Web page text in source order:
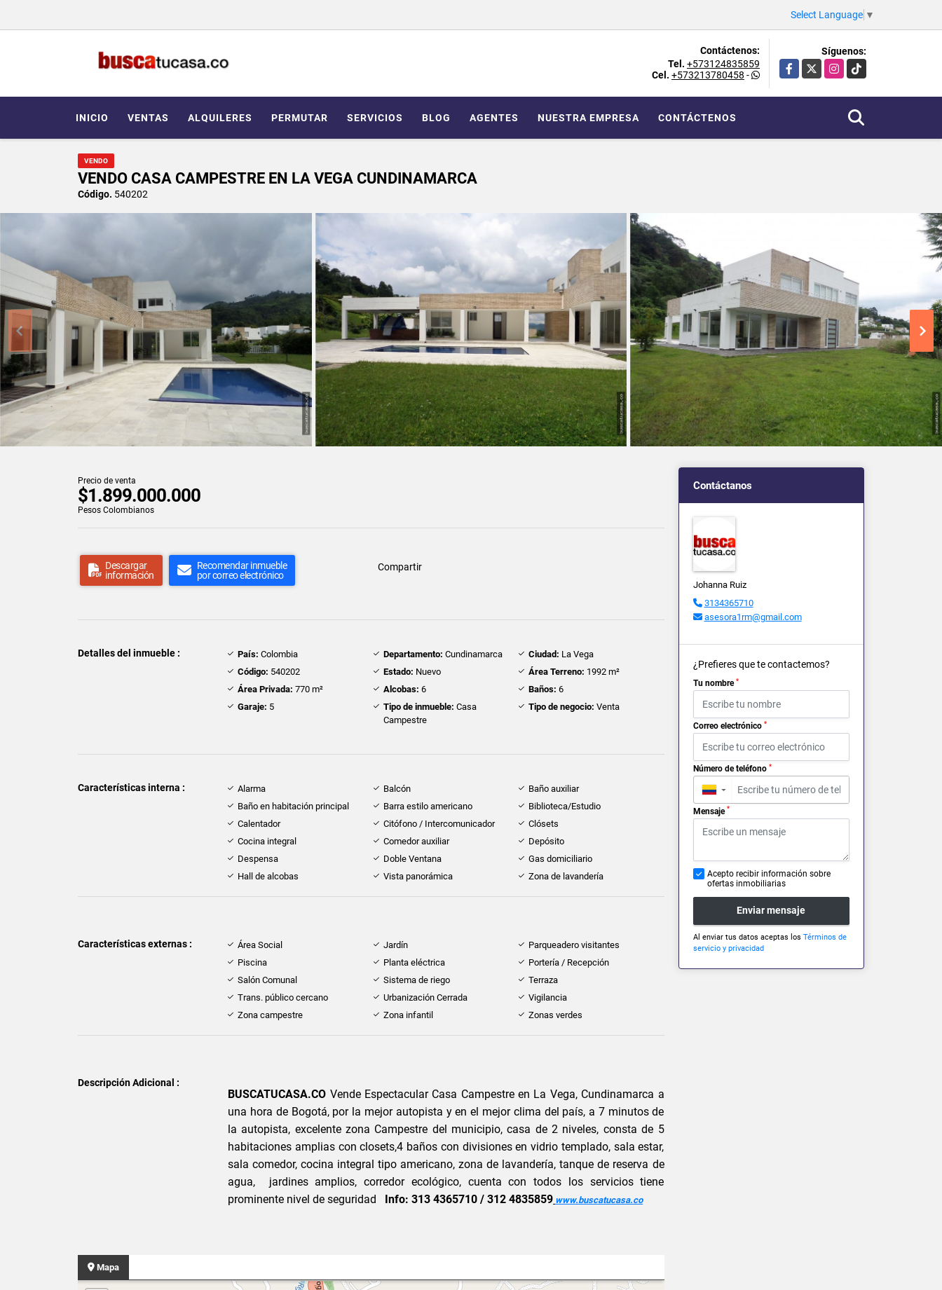
Select Language ▼
Contáctenos:
Tel. +573124835859
Cel. +573213780458 -
Síguenos:
Facebook
X Instagram
TikTok
INICIO VENTAS ALQUILERES PERMUTAR SERVICIOS BLOG AGENTES NUESTRA EMPRESA CONTÁCTENOS
VENDO
VENDO CASA CAMPESTRE EN LA VEGA CUNDINAMARCA
Código. 540202
Precio de venta
$1.899.000.000
Pesos Colombianos
Descargar
información
Recomendar inmueble
por correo electrónico
Compartir
Detalles del inmueble : País: Colombia Departamento: Cundinamarca Ciudad: La Vega
Código: 540202 Estado: Nuevo Área Terreno: 1992 m²
Área Privada: 770 m² Alcobas: 6 Baños: 6
Garaje: 5 Tipo de inmueble: Casa
Campestre
Tipo de negocio: Venta
Características interna : Alarma Balcón
Baño auxiliar
Baño en habitación principal
Barra estilo americano
Biblioteca/Estudio
Calentador
Citófono / Intercomunicador
Clósets
Cocina integral
Comedor auxiliar
Depósito
Despensa
Doble Ventana
Gas domiciliario
Hall de alcobas
Vista panorámica Zona de lavandería
Características externas : Área Social Jardín
Parqueadero visitantes
Piscina
Planta eléctrica
Portería / Recepción
Salón Comunal
Sistema de riego
Terraza
Trans. público cercano
Urbanización Cerrada
Vigilancia
Zona campestre
Zona infantil Zonas verdes
Descripción Adicional :
BUSCATUCASA.CO Vende Espectacular Casa Campestre en La Vega, Cundinamarca a
una hora de Bogotá, por la mejor autopista y en el mejor clima del país, a 7 minutos de
la autopista, excelente zona Campestre del municipio, casa de 2 niveles, consta de 5
habitaciones amplias con closets,4 baños con divisiones en vidrio templado, sala estar,
sala comedor, cocina integral tipo americano, zona de lavandería, tanque de reserva de
agua, jardines amplios, corredor ecológico, cuenta con todos los servicios tiene
prominente nivel de seguridad
Info: 313 4365710 / 312 4835859 www.buscatucasa.co
Mapa
Contáctanos
Johanna Ruiz
3134365710
asesora1rm@gmail.com
¿Prefieres que te contactemos?
Tu nombre *
Correo electrónico *
Número de teléfono *
▼
Mensaje *
Acepto recibir información sobre
ofertas inmobiliarias
Enviar mensaje
Al enviar tus datos aceptas los Términos de
servicio y privacidad